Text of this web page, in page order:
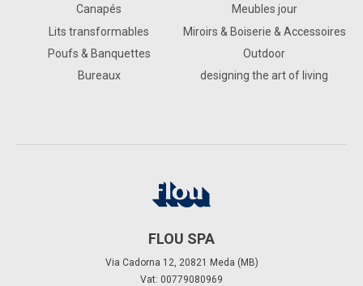
Canapés
Lits transformables
Poufs & Banquettes
Bureaux
Meubles jour
Miroirs & Boiserie & Accessoires
Outdoor
designing the art of living
FLOU SPA
Via Cadorna 12, 20821 Meda (MB)
Vat: 00779080969